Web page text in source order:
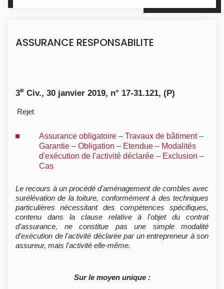
ASSURANCE RESPONSABILITE
3e Civ., 30 janvier 2019, n° 17-31.121, (P)
Rejet
Assurance obligatoire – Travaux de bâtiment –
Garantie – Obligation – Etendue – Modalités
d'exécution de l'activité déclarée – Exclusion –
Cas
Le recours à un procédé d'aménagement de combles avec
surélévation de la toiture, conformément à des techniques
particulières nécessitant des compétences spécifiques,
contenu dans la clause relative à l'objet du contrat
d'assurance, ne constitue pas une simple modalité
d'exécution de l'activité déclarée par un entrepreneur à son
assureur, mais l'activité elle-même.
Sur le moyen unique :